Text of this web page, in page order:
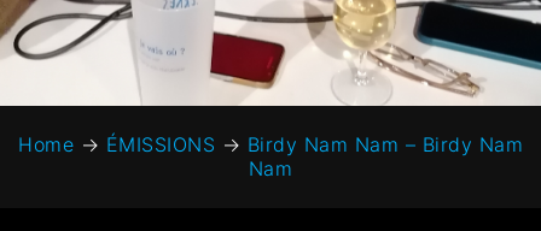
Home → ÉMISSIONS → Birdy Nam Nam – Birdy Nam
Nam